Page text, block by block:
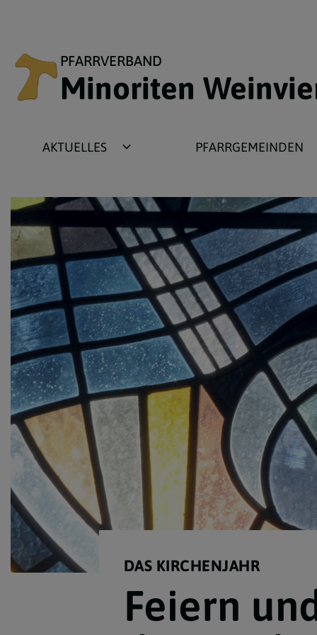
PFARRVERBAND
Minoriten
AKTUELLES
Fotogalerien
Termine
Wochenzettel
Plakate
Pfarrbriefe
Lebensereignisse
Newsletter Archiv
PFARRGEMEINDEN
Asparn
Gnadendorf
Grafensulz
Michelstetten
Wenzersdorf
DAS KIRCHENJAHR
Feiern